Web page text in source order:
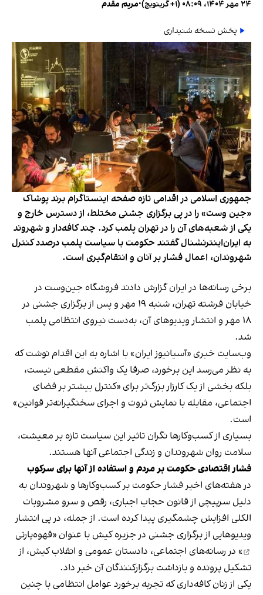
۲۴ مهر ۱۴۰۴، ۰۸:۰۹ (‎+۱ گرینویچ) •مریم مقدم
پخش نسخه شنیداری
جمهوری اسلامی در اقدامی تازه صفحه اینستاگرام برند پوشاک
«جین وست» را در پی برگزاری جشنی مختلط، از دسترس خارج و
یکی از شعبه‌های آن را در تهران پلمب کرد. چند کافه‌‌دار و شهروند
به ایران‌اینترنشنال گفتند حکومت با سیاست پلمب درصدد کنترل
شهروندان، اعمال فشار بر آنان و انتقام‌گیری است.
برخی رسانه‌ها در ایران گزارش دادند فروشگاه جین‌وست در
خیابان فرشته تهران، شنبه ۱۹ مهر و پس از برگزاری جشنی در
۱۸ مهر و انتشار ویدیوهای آن، به‌دست نیروی انتظامی پلمب
شد.
وب‌سایت خبری «آسیانیوز ایران» با اشاره به این اقدام نوشت که
به نظر می‌رسد این برخورد، صرفا یک واکنش مقطعی نیست،
بلکه بخشی از یک کارزار بزرگ‌تر برای «کنترل بیشتر بر فضای
اجتماعی، مقابله با نمایش ثروت و اجرای سختگیرانه‌تر قوانین»
است.
بسیاری از کسب‌وکارها نگران تاثیر این سیاست‌ تازه بر معیشت،
سلامت روان شهروندان و زندگی اجتماعی آنها هستند.
فشار اقتصادی حکومت بر مردم و استفاده از آنها برای سرکوب
در هفته‌های اخیر فشار حکومت بر کسب‌وکارها و شهروندان به
دلیل سرپیچی از قانون حجاب اجباری، رقص و سرو مشروبات
الکلی افزایش چشمگیری پیدا کرده است. از جمله، در پی انتشار
ویدیوهایی از برگزاری جشنی در جزیره کیش با عنوان «قهوه‌پارتی
» در رسانه‌های اجتماعی، دادستان عمومی و انقلاب کیش، از
تشکیل پرونده و بازداشت برگزارکنندگان آن خبر داد.
یکی از زنان کافه‌داری که تجربه برخورد عوامل انتظامی با چنین